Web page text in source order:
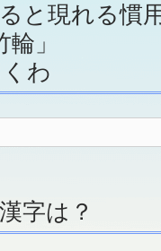
現れる慣
」
わ
字は？